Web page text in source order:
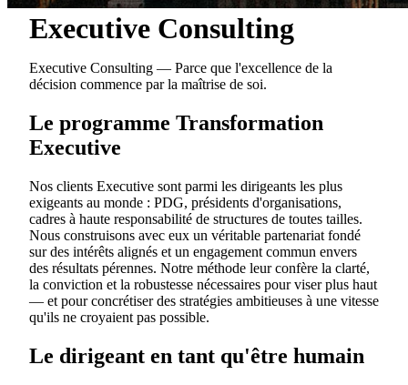
Executive Consulting
Executive Consulting — Parce que l'excellence de la
décision commence par la maîtrise de soi.
Le programme Transformation
Executive
Nos clients Executive sont parmi les dirigeants les plus
exigeants au monde : PDG, présidents d'organisations,
cadres à haute responsabilité de structures de toutes tailles.
Nous construisons avec eux un véritable partenariat fondé
sur des intérêts alignés et un engagement commun envers
des résultats pérennes. Notre méthode leur confère la clarté,
la conviction et la robustesse nécessaires pour viser plus haut
— et pour concrétiser des stratégies ambitieuses à une vitesse
qu'ils ne croyaient pas possible.
Le dirigeant en tant qu'être humain